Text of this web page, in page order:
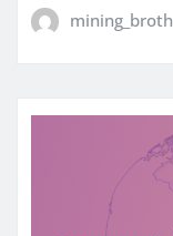
mining_broth